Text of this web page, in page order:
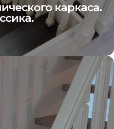
каркаса.